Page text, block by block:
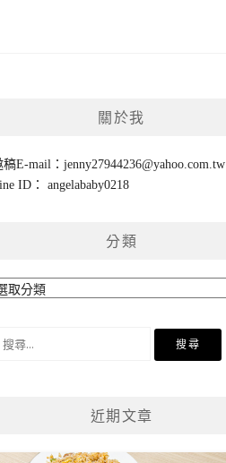
關於我
稿E-mail：jenny27944236@yahoo.com.tw
ID： angelababy0218
分類
近期文章